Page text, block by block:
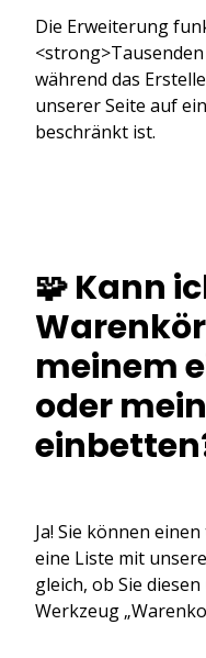
Die Erweiterung
während das
unserer Seite auf
beschränkt ist.
🧩 Kann
meinem
oder
Ja! Sie können
eine Liste mit
gleich, ob Sie
Werkzeug